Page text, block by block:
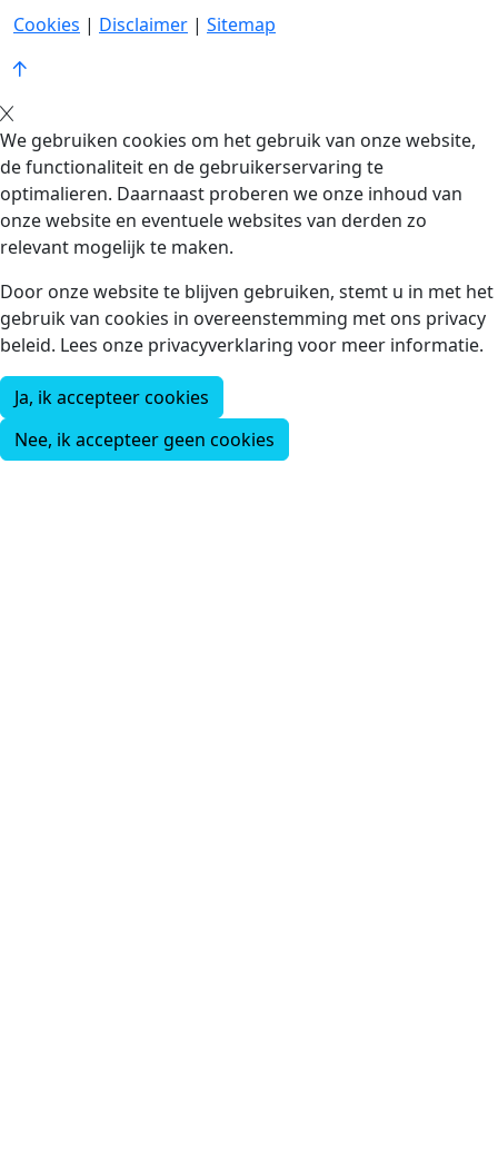
Cookies | Disclaimer | Sitemap
We gebruiken cookies om het gebruik van onze website,
de functionaliteit en de gebruikerservaring te
optimalieren. Daarnaast proberen we onze inhoud van
onze website en eventuele websites van derden zo
relevant mogelijk te maken.
Door onze website te blijven gebruiken, stemt u in met het
gebruik van cookies in overeenstemming met ons privacy
beleid. Lees onze privacyverklaring voor meer informatie.
Ja, ik accepteer cookies
Nee, ik accepteer geen cookies